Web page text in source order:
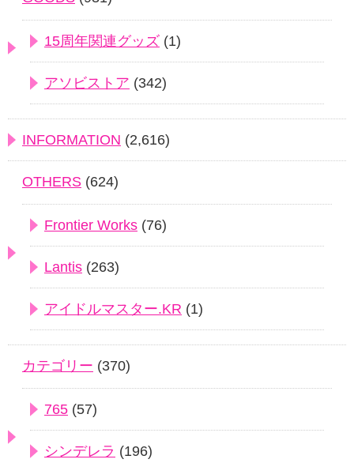
15周年関連グッズ (1)
アソビストア (342)
INFORMATION (2,616)
OTHERS (624)
Frontier Works (76)
Lantis (263)
アイドルマスター.KR (1)
カテゴリー (370)
765 (57)
シンデレラ (196)